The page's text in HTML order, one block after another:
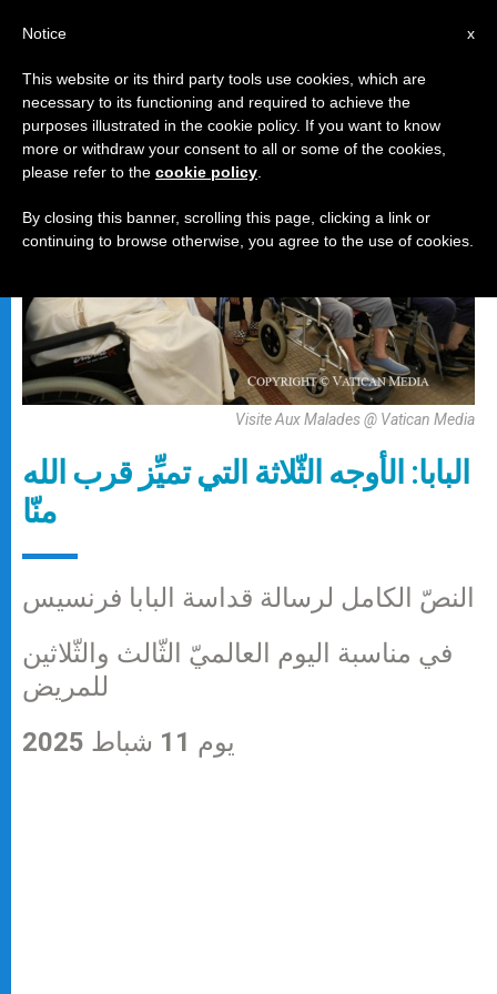
رسالة
Visite Aux Malades @ Vatican Media
البابا: الأوجه الثّلاثة التي تميِّز قرب الله
منّا
النصّ الكامل لرسالة قداسة البابا فرنسيس
في مناسبة اليوم العالميّ الثّالث والثّلاثين
للمريض
يوم 11 شباط 2025
x
Notice
This website or its third party tools use cookies, which are
necessary to its functioning and required to achieve the
purposes illustrated in the cookie policy. If you want to know
more or withdraw your consent to all or some of the cookies,
please refer to the cookie policy
By closing this banner, scrolling this page, clicking a link or
continuing to browse otherwise, you agree to the use of cookies.